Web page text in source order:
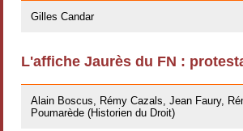
Gilles Candar
L'affiche Jaurès du FN :
Alain Boscus, Rémy Cazals, Jean Faury,
Poumarède (Historien du Droit)